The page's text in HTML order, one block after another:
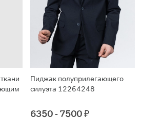
Пиджак полуприлегающего
силуэта 12264248
6350 - 7500₽